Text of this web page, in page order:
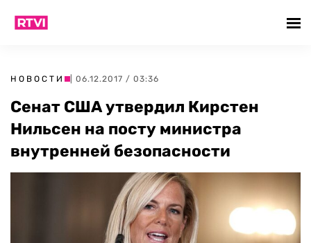
НОВОСТИ | 06.12.2017 / 03:36
Сенат США утвердил Кирстен
Нильсен на посту министра
внутренней безопасности